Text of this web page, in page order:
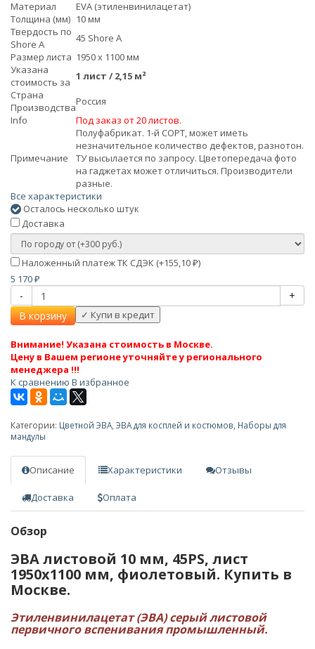
Материал
EVA (этиленвинилацетат)
Толщина (мм) 10 мм
Твердость по
Shore А
45 Shore A
Размер листа 1950 x 1100 мм
Указана
стоимость за 1 лист / 2,15 м²
Страна
ПроизводстваРоссия
Info
Под заказ от 20 листов.
Примечание
Полуфабрикат. 1-й СОРТ, может иметь
незначительное количество дефектов, разнотон.
ТУ высылается по запросу. Цветопередача фото
на гаджетах может отличиться. Производители
разные.
Все характеристики
Осталось несколько штук
Доставка
Наложенный платеж ТК СДЭК (+155,10 ₽)
5 170 ₽
-
+
В корзину
Внимание! Указана стоимость в Москве.
Цену в Вашем регионе уточняйте у регионального
менеджера !!!
К сравнению В избранное
Категории: Цветной ЭВА ЭВА для косплей и костюмов Наборы для
мандулы
Описание Характеристики Отзывы
Доставка Оплата
Обзор
ЭВА листовой 10 мм, 45PS, лист
1950х1100 мм, фиолетовый. Купить в
Москве.
Этиленвинилацетат (ЭВА) серый листовой
первичного вспенивания промышленный.